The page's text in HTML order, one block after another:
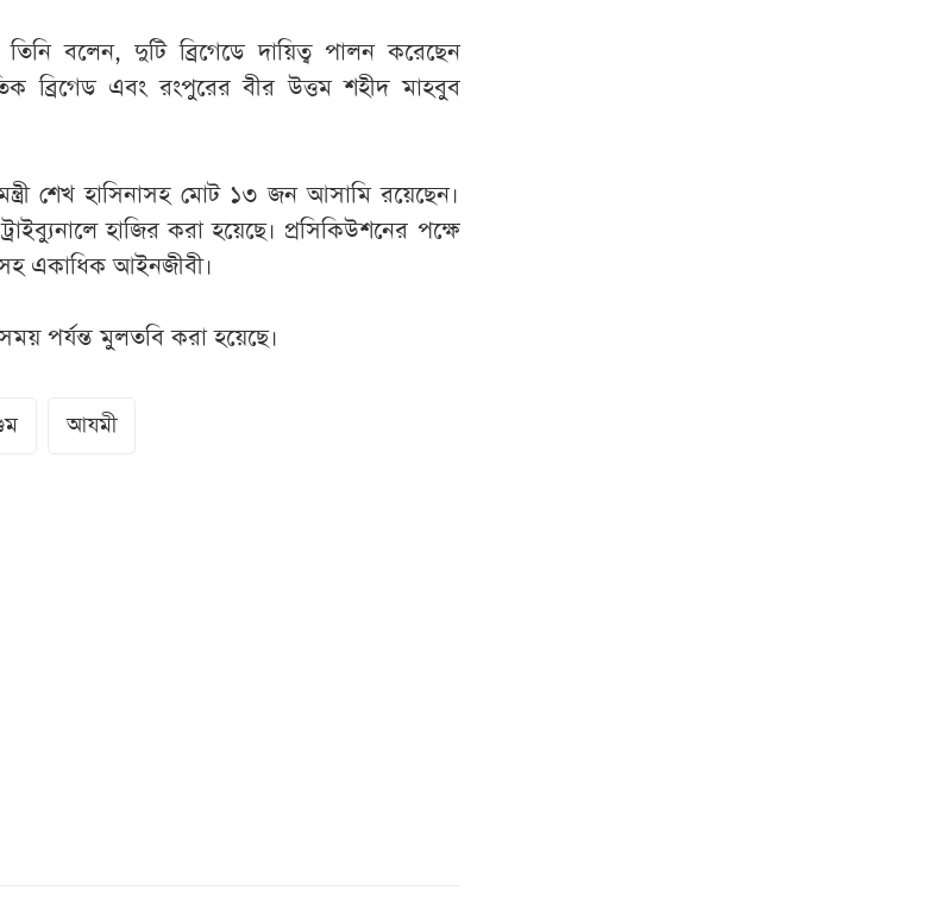
বলেন, দুটি ব্রিগেডে দায়িত্ব পালন করেছেন
ব্রিগেড এবং রংপুরের বীর উত্তম শহীদ মাহবুব
শেখ হাসিনাসহ মোট ১৩ জন আসামি রয়েছেন।
হাজির করা হয়েছে। প্রসিকিউশনের পক্ষে
একাধিক আইনজীবী।
পর্যন্ত মুলতবি করা হয়েছে।
আযমী